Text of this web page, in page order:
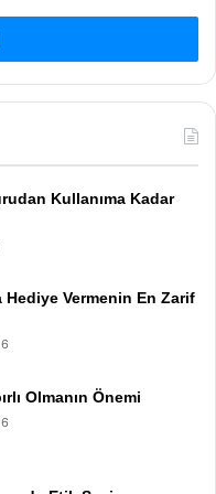
Kullanıma Kadar
Hediye Vermenin En Zarif
Olmanın Önemi